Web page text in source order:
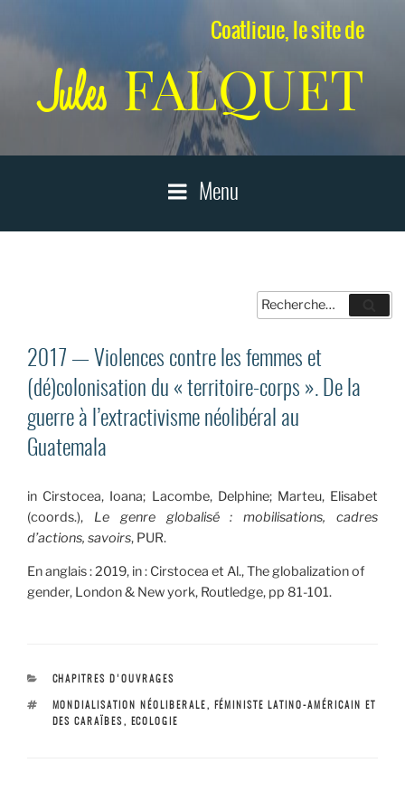
Coatlicue, le site de
JulesFALQUET
Menu
Recherche
pour
2017 — Violences contre les femmes et
(dé)colonisation du « territoire-corps ». De la
guerre à l’extractivisme néolibéral au
Guatemala
in Cirstocea, Ioana; Lacombe, Delphine; Marteu, Elisabet
(coords.), Le genre globalisé : mobilisations, cadres
d’actions, savoirs, PUR.
En anglais : 2019, in : Cirstocea et Al., The globalization of
gender, London & New york, Routledge, pp 81-101.
CATÉGORIES
CHAPITRES D'OUVRAGES
ÉTIQUETTES
MONDIALISATION NÉOLIBERALE,
FÉMINISTE LATINO-AMÉRICAIN ET
DES CARAÏBES, ECOLOGIE